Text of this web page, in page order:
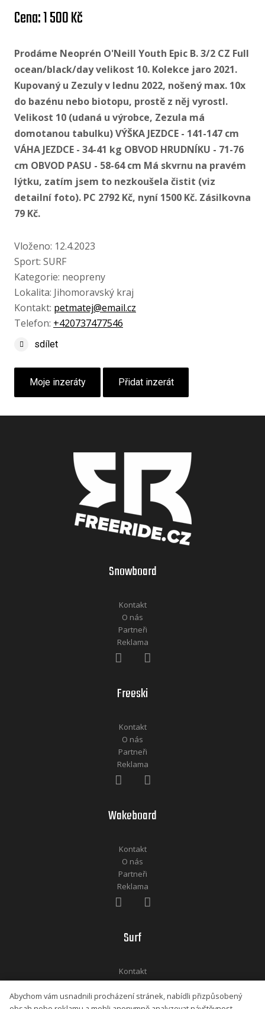
Cena: 1 500 Kč
Prodáme Neoprén O'Neill Youth Epic B. 3/2 CZ Full
ocean/black/day velikost 10. Kolekce jaro 2021.
Kupovaný u Zezuly v lednu 2022, nošený max. 10x
do bazénu nebo biotopu, prostě z něj vyrostl.
Velikost 10 (udaná u výrobce, Zezula má
domotanou tabulku) VÝŠKA JEZDCE - 141-147 cm
VÁHA JEZDCE - 34-41 kg OBVOD HRUDNÍKU - 71-76
cm OBVOD PASU - 58-64 cm Má skvrnu na pravém
lýtku, zatím jsem to nezkoušela čistit (viz
detailní foto). PC 2792 Kč, nyní 1500 Kč. Zásilkovna
79 Kč.
Vloženo: 12.4.2023
Sport: SURF
Kategorie: neopreny
Lokalita: Jihomoravský kraj
Kontakt: petmatej@email.cz
Telefon: +420737477546
sdílet
Moje inzeráty Přidat inzerát
Snowboard
Kontakt
O nás
Partneři
Reklama
Freeski
Kontakt
O nás
Partneři
Reklama
Wakeboard
Kontakt
O nás
Partneři
Reklama
Surf
Kontakt
O nás
Partneři
Abychom vám usnadnili procházení stránek, nabídli přizpůsobený